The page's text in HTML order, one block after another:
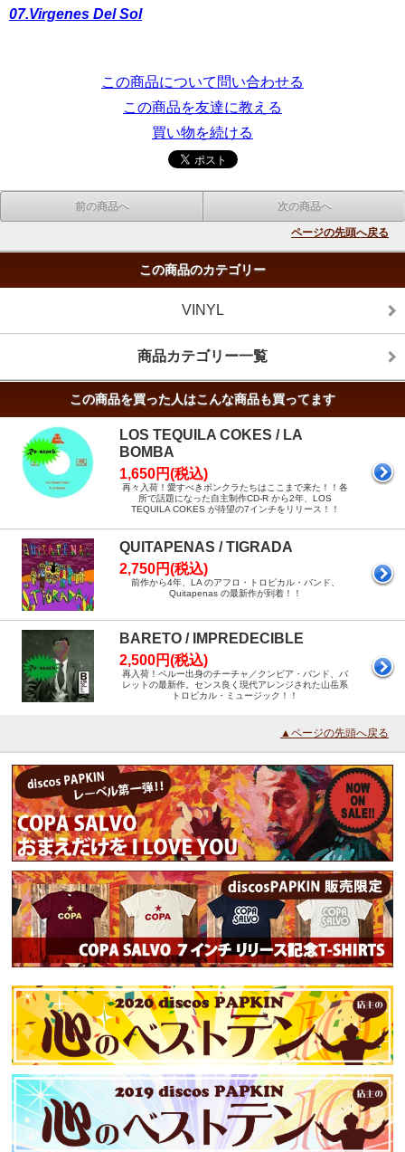
07.Virgenes Del Sol
この商品について問い合わせる
この商品を友達に教える
買い物を続ける
前の商品へ 次の商品へ
ページの先頭へ戻る
この商品のカテゴリー
VINYL
商品カテゴリー一覧
この商品を買った人はこんな商品も買ってます
LOS TEQUILA COKES / LA
BOMBA
1,650円(税込)
再々入荷！愛すべきボンクラたちはここまで来た！！各
所で話題になった自主制作CD-R から2年、LOS
TEQUILA COKES が待望の7インチをリリース！！
QUITAPENAS / TIGRADA
2,750円(税込)
前作から4年、LA のアフロ・トロピカル・バンド、
Quitapenas の最新作が到着！！
BARETO / IMPREDECIBLE
2,500円(税込)
再入荷！ペルー出身のチーチャ／クンビア・バンド、バ
レットの最新作。センス良く現代アレンジされた山岳系
トロピカル・ミュージック！！
▲ページの先頭へ戻る